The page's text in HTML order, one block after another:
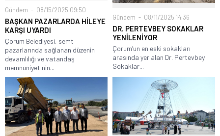
Gündem 08/15/2025 09:50
BAŞKAN PAZARLARDA HİLEYE
KARŞI UYARDI
Çorum Belediyesi, semt
pazarlarında sağlanan düzenin
devamlılığı ve vatandaş
memnuniyetinin...
Gündem 08/11/2025 14:36
DR. PERTEVBEY SOKAKLAR
YENİLENİYOR
Çorum’un en eski sokakları
arasında yer alan Dr. Pertevbey
Sokaklar...